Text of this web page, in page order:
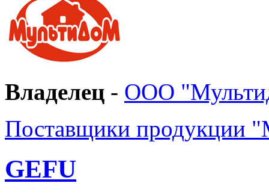
Владелец - ООО
Поставщики продукции
GEFU